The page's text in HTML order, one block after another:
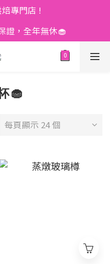
焙專門店 !
證，全年無休🧁
🧁
每頁顯示 24 個